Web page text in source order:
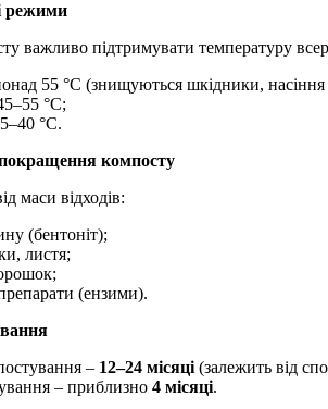
режими
важливо підтримувати температуру
понад 55 °C (знищуються шкідники, насіння
°C;
°C.
компосту
маси відходів:
(бентоніт);
листя;
(ензими).
– 12–24 місяці(залежить від
– приблизно 4 місяці.